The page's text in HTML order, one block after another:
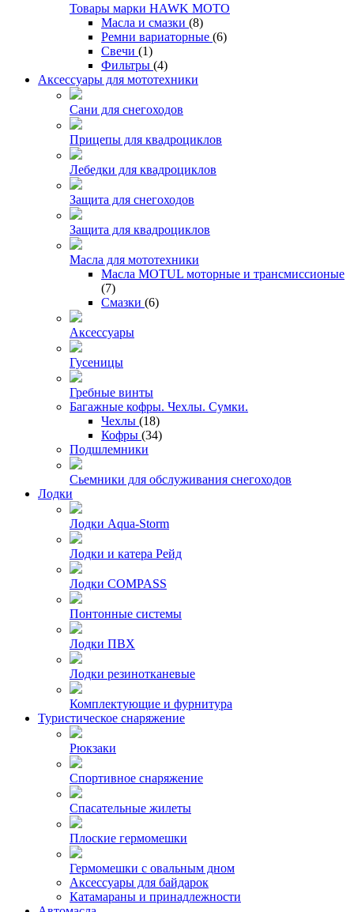
Товары марки HAWK MOTO
Масла и смазки (8)
Ремни вариаторные (6)
Свечи (1)
Фильтры (4)
Аксессуары для мототехники
Сани для снегоходов
Прицепы для квадроциклов
Лебедки для квадроциклов
Защита для снегоходов
Защита для квадроциклов
Масла для мототехники
Масла MOTUL моторные и трансмиссионые
(7)
Смазки (6)
Аксессуары
Гусеницы
Гребные винты
Багажные кофры. Чехлы. Сумки.
Чехлы (18)
Кофры (34)
Подшлемники
Сьемники для обслуживания снегоходов
Лодки
Лодки Aqua-Storm
Лодки и катера Рейд
Лодки COMPASS
Понтонные системы
Лодки ПВХ
Лодки резинотканевые
Комплектующие и фурнитура
Туристическое снаряжение
Рюкзаки
Спортивное снаряжение
Спасательные жилеты
Плоские гермомешки
Гермомешки с овальным дном
Аксессуары для байдарок
Катамараны и принадлежности